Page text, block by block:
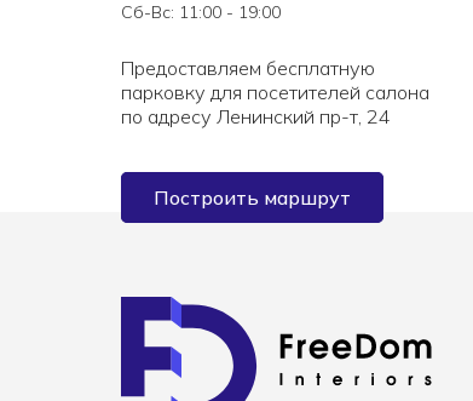
Сб-Вс: 11:00 - 19:00
Предоставляем бесплатную
парковку для посетителей салона
по адресу Ленинский пр-т, 24
Построить маршрут